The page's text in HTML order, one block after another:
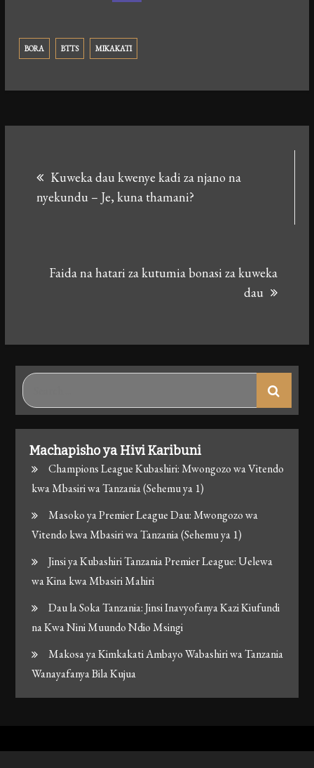
BORA BTTS MIKAKATI
navigation
Kuweka dau kwenye kadi za njano na
nyekundu – Je, kuna thamani?
Faida na hatari za kutumia bonasi za kuweka
dau
Search
for:
Machapisho ya Hivi Karibuni
Champions League Kubashiri: Mwongozo wa Vitendo
kwa Mbasiri wa Tanzania (Sehemu ya 1)
Masoko ya Premier League Dau: Mwongozo wa
Vitendo kwa Mbasiri wa Tanzania (Sehemu ya 1)
Jinsi ya Kubashiri Tanzania Premier League: Uelewa
wa Kina kwa Mbasiri Mahiri
Dau la Soka Tanzania: Jinsi Inavyofanya Kazi Kiufundi
na Kwa Nini Muundo Ndio Msingi
Makosa ya Kimkakati Ambayo Wabashiri wa Tanzania
Wanayafanya Bila Kujua